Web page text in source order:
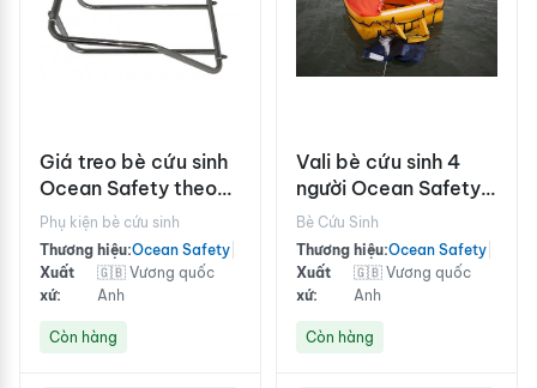
Giá treo bè cứu sinh
Ocean Safety theo
chiều dọc
Phụ kiện bè cứu sinh
Thương hiệu:Ocean Safety
Xuất
xứ:
🇬🇧 Vương quốc
Anh
Còn hàng
Vali bè cứu sinh 4
người Ocean Safety
4V chuẩn ISO9650
dưới 24h
Bè Cứu Sinh
Thương hiệu:Ocean Safety
Xuất
xứ:
🇬🇧 Vương quốc
Anh
Còn hàng